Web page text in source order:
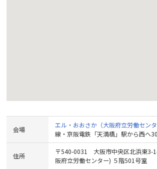
会場
エル・おおさか（大阪府立労働セン
線・京阪電鉄「天満橋」駅から西へ
住所
〒540-0031 大阪市中央区北浜東3-
阪府立労働センター) ５階501号室